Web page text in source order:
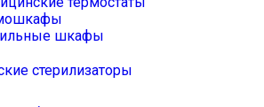
шкафы
стерилизаторы